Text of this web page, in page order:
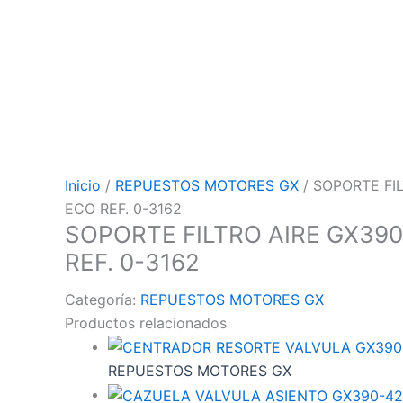
Inicio / REPUESTOS MOTORES GX / SOPORTE
ECO REF. 0-3162
SOPORTE FILTRO AIRE
REF. 0-3162
Categoría: REPUESTOS MOTORES GX
Productos relacionados
REPUESTOS MOTORES GX